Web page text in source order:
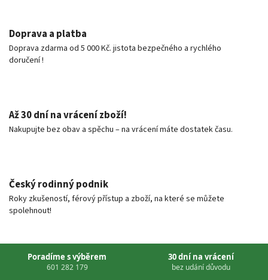
Doprava a platba
Doprava zdarma od 5 000 Kč. jistota bezpečného a rychlého
doručení !
Až 30 dní na vrácení zboží!
Nakupujte bez obav a spěchu – na vrácení máte dostatek času.
Český rodinný podnik
Roky zkušeností, férový přístup a zboží, na které se můžete
spolehnout!
Poradíme s výběrem
601 282 179
30 dní na vrácení
bez udání důvodu